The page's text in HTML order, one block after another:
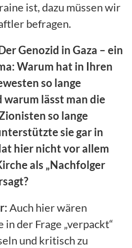
ist, dazu müssen wir
befragen.
Genozid in Gaza – ein
Warum hat in Ihren
so lange
warum lässt man die
so lange
sie gar in
hier nicht vor allem
als „Nachfolger
Auch hier wären
in der Frage „verpackt“
und kritisch zu